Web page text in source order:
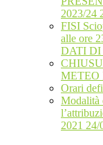
2023/24
FISI
alle ore
DATI DI
METEO
Orari
Modalità
2021 24/